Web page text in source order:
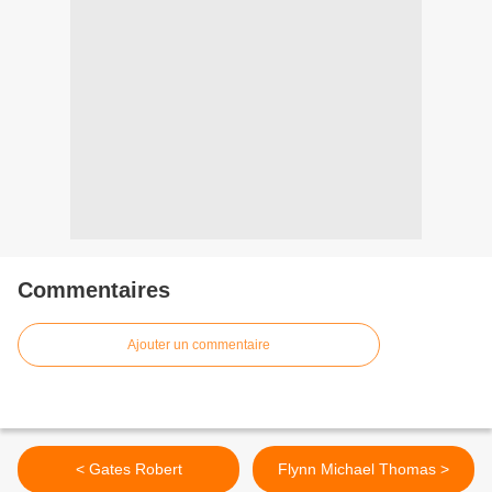
Commentaires
Ajouter un commentaire
< Gates Robert Flynn Michael Thomas >